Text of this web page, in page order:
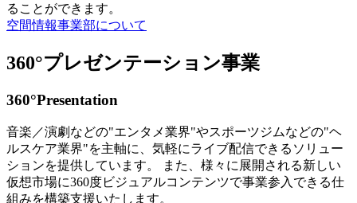
ることができます。
空間情報事業部について
360°プレゼンテーション事業
360°Presentation
音楽／演劇などの"エンタメ業界"やスポーツジムなどの"ヘ
ルスケア業界"を主軸に、気軽にライブ配信できるソリュー
ションを提供しています。 また、様々に展開される新しい
仮想市場に360度ビジュアルコンテンツで事業参入できる仕
組みを構築支援いたします。